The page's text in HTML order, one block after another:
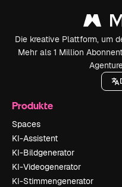
Die kreative Plattform, um
Mehr als 1 Million
Produkte
Spaces
KI-Assistent
KI-Bildgenerator
KI-Videogenerator
KI-Stimmengenerator